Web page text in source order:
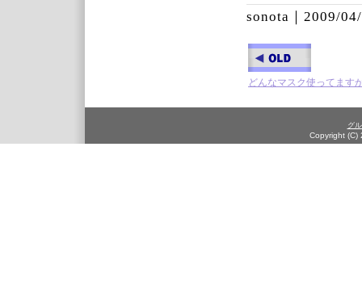
sonota｜ 2009/
どんなマスク使ってます
グ
Copyright (C)